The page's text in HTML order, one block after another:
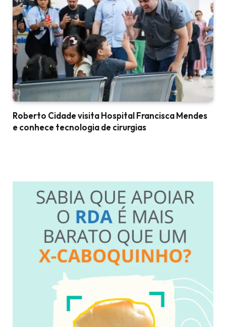
Roberto Cidade visita Hospital Francisca Mendes
e conhece tecnologia de cirurgias